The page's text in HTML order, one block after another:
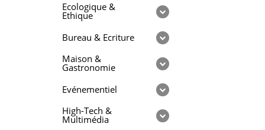
Ecologique &
Ethique
Bureau & Ecriture
Maison &
Gastronomie
Evénementiel
High-Tech &
Multimédia